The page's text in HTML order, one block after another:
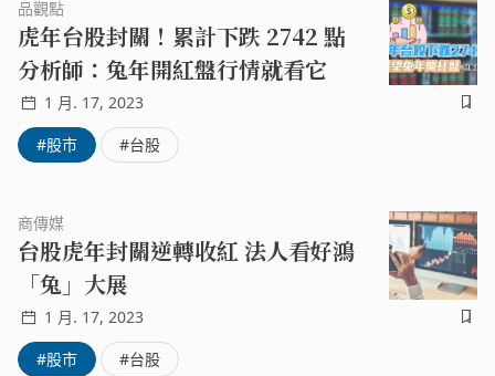
膨年率則下降至 5%。12 月核心 PCE (不含食物和能源物價)
年率上升 4.4%，較 11 月下滑。PCE 指數和核心 PCE 指數
年率下降符合預期，市場解讀為通膨數據的好消息。另外，
密西根大學消費者態度指數顯示，美國消費者信心指數 1
月下旬上升至 64.9；美國 12 月成屋簽約待過戶銷售指數上
升 2.5%，終止連 6 個月跌勢。圖片來源：翻攝奇摩股市新
00 點、最高達 15465 點，不但收復萬五大關、重返年線，
更創 5 個多月來新高；不過台股技術面遭逢年線反壓，盤
中漲幅收斂，預估成交量放大至 3300 億元。圖片來源：翻
攝奇摩股市過年期間台積電 ADR 強漲逾 7%，台積電今天
開盤順勢補漲，股價最高衝上 542 元，改寫 8 個月來新
高，市值日增 1 兆元，達 14.05 兆元。聯發科也飆漲逾
品觀點
虎年台股封關！累計下跌 2742 點
分析師：兔年開紅盤行情就看它
1 月. 17, 2023
#股市
#台股
商傳媒
台股虎年封關逆轉收紅 法人看好鴻
「兔」大展
1 月. 17, 2023
#股市
#台股